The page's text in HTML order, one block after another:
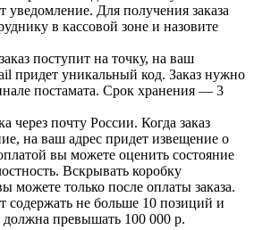
уведомление. Для получения заказа
в кассовой зоне и назовите
поступит на точку, на ваш
придет уникальный код. Заказ нужно
постамата. Срок хранения — 3
через почту России. Когда заказ
на ваш адрес придет извещение о
вы можете оценить состояние
Вскрывать коробку
можете только после оплаты заказа.
содержать не больше 10 позиций и
должна превышать 100 000 р.